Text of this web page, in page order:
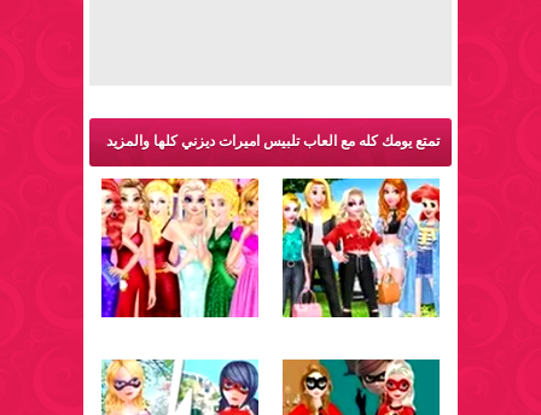
تمتع يومك كله مع العاب تلبيس اميرات ديزني كلها والمزيد
من ألعاب تلبيس: